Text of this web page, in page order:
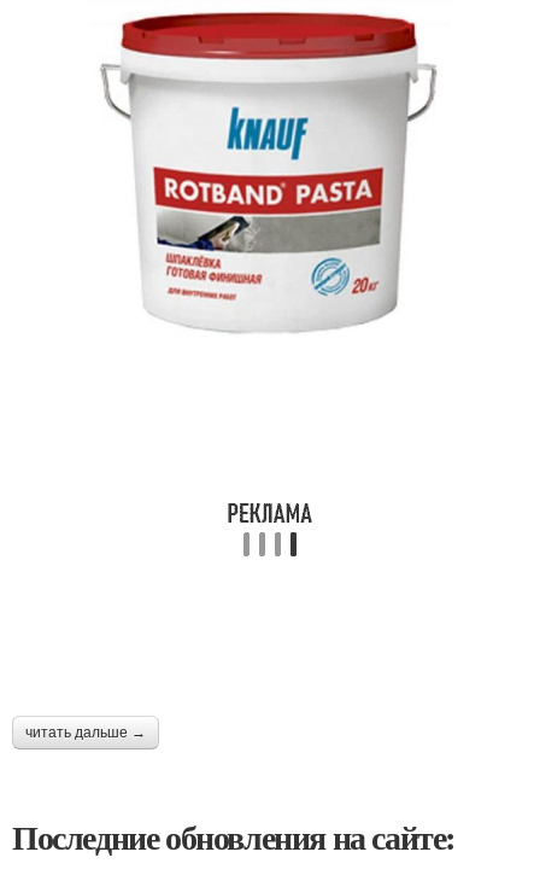
читать дальше →
Последние обновления на сайте: